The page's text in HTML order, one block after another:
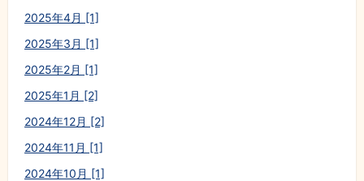
2025年4月 [1]
2025年3月 [1]
2025年2月 [1]
2025年1月 [2]
2024年12月 [2]
2024年11月 [1]
2024年10月 [1]